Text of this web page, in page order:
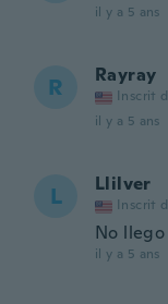
il y a 5 ans
R Rayray
Inscrit
il y a 5 ans
L Llilver
Inscrit
No
il y a 5 ans